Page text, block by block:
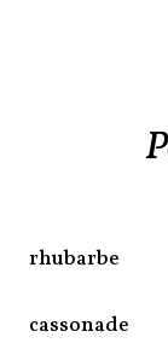
rhubarbe
cassonade